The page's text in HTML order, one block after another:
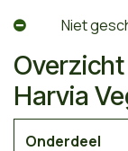
​Niet
Harvia
Onderdeel